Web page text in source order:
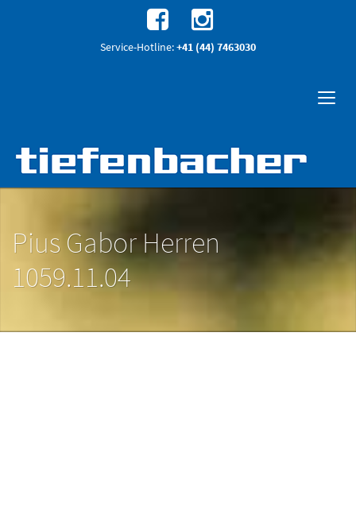
Service-Hotline:+41 (44) 7463030
Pius Gabor Herren
1059.11.04